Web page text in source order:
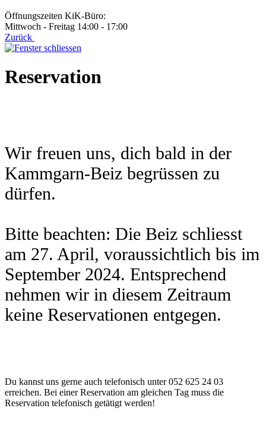
Öffnungszeiten KiK-Büro:
Mittwoch - Freitag 14:00 - 17:00
Zurück
Reservation
Wir freuen uns, dich bald in der
Kammgarn-Beiz begrüssen zu
dürfen.
Bitte beachten: Die Beiz schliesst
am 27. April, voraussichtlich bis im
September 2024. Entsprechend
nehmen wir in diesem Zeitraum
keine Reservationen entgegen.
Du kannst uns gerne auch telefonisch unter 052 625 24 03
erreichen. Bei einer Reservation am gleichen Tag muss die
Reservation telefonisch getätigt werden!